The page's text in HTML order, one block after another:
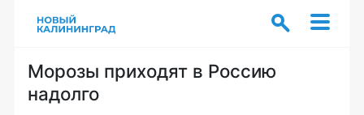
Морозы приходят в Россию
надолго